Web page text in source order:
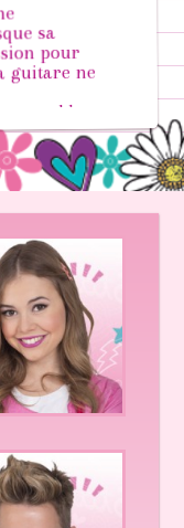
sa
pour
guitare ne
son blog
bel
dit d’elle
pas peur
se donne
un peu
n’est
de